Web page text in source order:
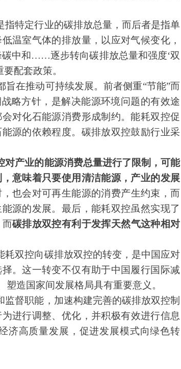
指特定行业的碳排放总量，而后者是指单
温室气体的排放量，以应对气候变化，
中和……逐步转向碳排放总量和强度‘双
配套政策。
旨在推动可持续发展。前者侧重“节能”而
略方针，是解决能源环境问题的有效途
对化石能源消费形成制约。能耗双控促
源的依赖程度。碳排放双控鼓励行业采
产业的能源消费总量进行了限制，可能
意味着只要使用清洁能源，产业的发展
也会对可再生能源的消费产生约束，而
源的发展。最后，能耗双控虽然实现了
碳排放双控有利于发挥天然气这种相对
耗双控向碳排放双控的转变，是中国应对
。这一转变不仅有助于中国履行国际减
塑造国家间发展格局具有重要意义。
督职能，加速构建完善的碳排放双控制
进行调整、优化，并积极有效进行信息
济高质量发展，促进发展模式向绿色转